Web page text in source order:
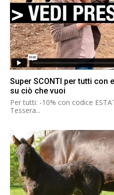
Super SCONTI per tutti con
su ciò che vuoi
Per tutti: -10% con codice
Tessera...